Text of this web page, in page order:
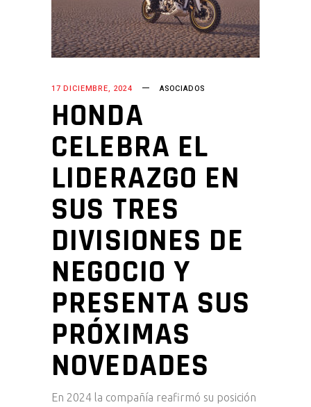
17 DICIEMBRE, 2024 ASOCIADOS
HONDA
CELEBRA EL
LIDERAZGO EN
SUS TRES
DIVISIONES DE
NEGOCIO Y
PRESENTA SUS
PRÓXIMAS
NOVEDADES
En 2024 la compañía reafirmó su posición